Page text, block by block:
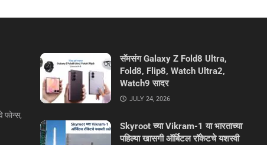
फोन्स,
सॅमसंग Galaxy Z Fold8 Ultra,
Fold8, Flip8, Watch Ultra2,
Watch9 सादर
JULY 24, 2026
Skyroot च्या Vikram-1 या भारताच्या
पहिल्या खासगी ऑर्बिटल रॉकेटचे यशस्वी